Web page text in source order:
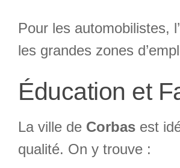
Pour les automobilistes,
les grandes zones
Éducation et
La ville de Corbas est
qualité. On y trouve :